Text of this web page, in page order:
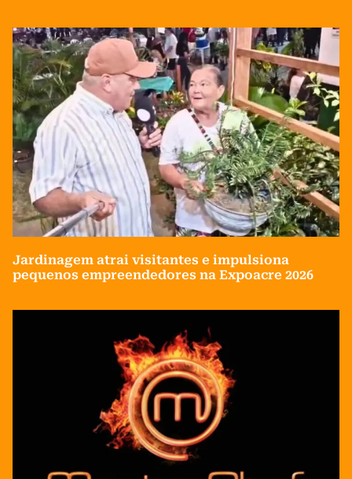
Jardinagem atrai visitantes e impulsiona
pequenos empreendedores na Expoacre 2026